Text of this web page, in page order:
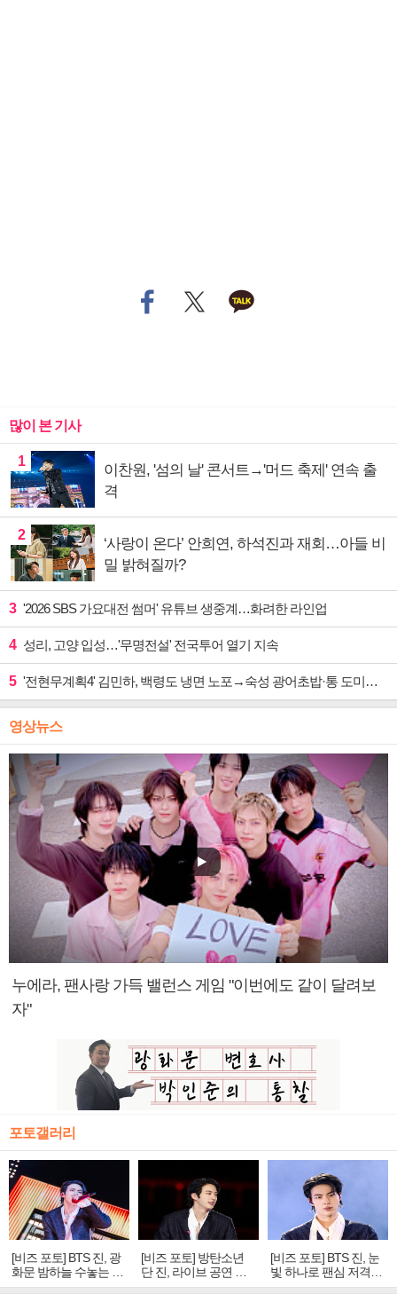
많이 본 기사
1
이찬원, '섬의 날' 콘서트→'머드 축제' 연속 출
격
2
‘사랑이 온다’ 안희연, 하석진과 재회…아들 비
밀 밝혀질까?
3 '2026 SBS 가요대전 썸머' 유튜브 생중계…화려한 라인업
4 성리, 고양 입성…'무명전설' 전국투어 열기 지속
5 '전현무계획4' 김민하, 백령도 냉면 노포→숙성 광어초밥·통 도미찜 맛집 탐방
영상뉴스
누에라, 팬사랑 가득 밸런스 게임 "이번에도 같이 달려보
자"
포토갤러리
[비즈 포토] BTS 진, 광
화문 밤하늘 수놓는 '비
주얼 킹'의 열창
[비즈 포토] 방탄소년
단 진, 라이브 공연 중
빛나는 독보적 아우라
[비즈 포토] BTS 진, 눈
빛 하나로 팬심 저격…
독보적 카리스마